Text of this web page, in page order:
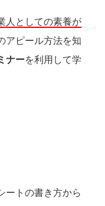
人としての素養が
アピール方法を知
ナーを利用して学
ートの書き方から